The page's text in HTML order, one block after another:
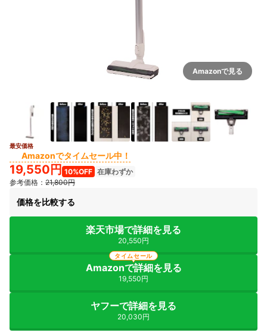
Amazonで見る
最安価格
Amazonでタイムセール中！
19,550円 10%OFF 在庫わずか
参考価格： 21,800円
価格を比較する
楽天市場で詳細を見る
20,550円
Amazonで詳細を見る
19,550円
タイムセール
ヤフーで詳細を見る
20,030円